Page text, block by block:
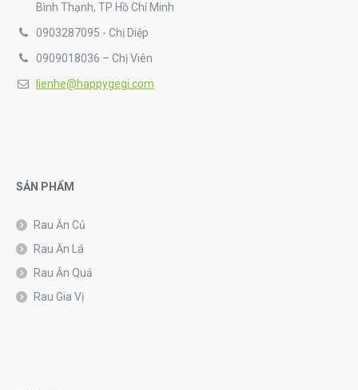
Bình Thạnh, TP Hồ Chí Minh
0903287095 - Chị Diệp
0909018036 – Chị Viên
lienhe@happygegi.com
SẢN PHẨM
Rau Ăn Củ
Rau Ăn Lá
Rau Ăn Quả
Rau Gia Vị